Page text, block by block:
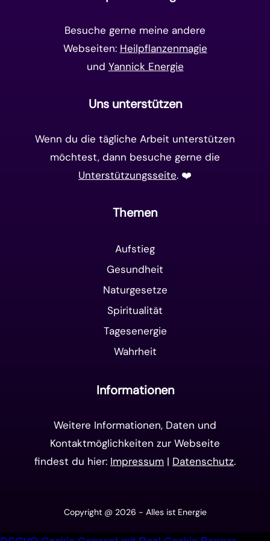
Besuche gerne meine andere
Webseiten: Heilpflanzenmagie
und Yannick Energie
Uns unterstützen
Wenn du die tägliche Arbeit unterstützen
möchtest, dann besuche gerne die
Unterstützungsseite. ❤️️
Themen
Aufstieg
Gesundheit
Naturgesetze
Spiritualität
Tagesenergie
Wahrheit
Informationen
Weitere Informationen, Daten und
Kontaktmöglichkeiten zur Webseite
findest du hier: Impressum | Datenschutz.
Copyright @ 2026 - Alles ist Energie